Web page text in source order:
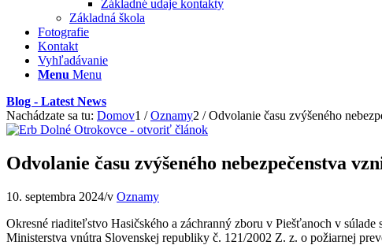
Základné udaje kontakty
Základná škola
Fotografie
Kontakt
Vyhľadávanie
Menu Menu
Blog - Latest News
Nachádzate sa tu: Domov1 / Oznamy2 / Odvolanie času zvýšeného
Odvolanie času zvýšeného nebezpečenstva
10. septembra 2024/v Oznamy
Okresné riaditeľstvo Hasičského a záchranný zboru v Piešťanoch v
Ministerstva vnútra Slovenskej republiky č. 121/2002 Z. z. o požiarnej